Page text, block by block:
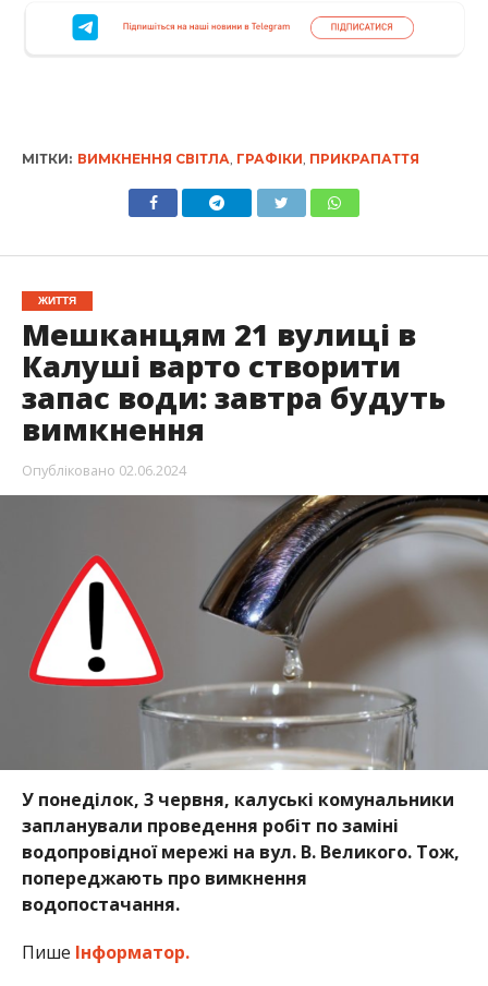
МІТКИ: ВИМКНЕННЯ СВІТЛА ГРАФІКИ ПРИКРАПАТТЯ
ЖИТТЯ
Мешканцям 21 вулиці в
Калуші варто створити
запас води: завтра будуть
вимкнення
Опубліковано 02.06.2024
У понеділок, 3 червня, калуські комунальники
запланували проведення робіт по заміні
водопровідної мережі на вул. В. Великого. Тож,
попереджають про вимкнення
водопостачання.
Пише Інформатор.